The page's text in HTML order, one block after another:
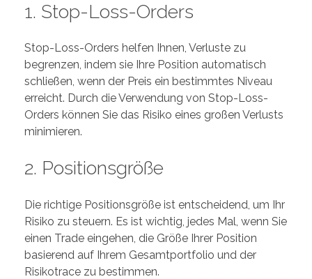
1. Stop-Loss-Orders
Stop-Loss-Orders helfen Ihnen, Verluste zu
begrenzen, indem sie Ihre Position automatisch
schließen, wenn der Preis ein bestimmtes Niveau
erreicht. Durch die Verwendung von Stop-Loss-
Orders können Sie das Risiko eines großen Verlusts
minimieren.
2. Positionsgröße
Die richtige Positionsgröße ist entscheidend, um Ihr
Risiko zu steuern. Es ist wichtig, jedes Mal, wenn Sie
einen Trade eingehen, die Größe Ihrer Position
basierend auf Ihrem Gesamtportfolio und der
Risikotrace zu bestimmen.